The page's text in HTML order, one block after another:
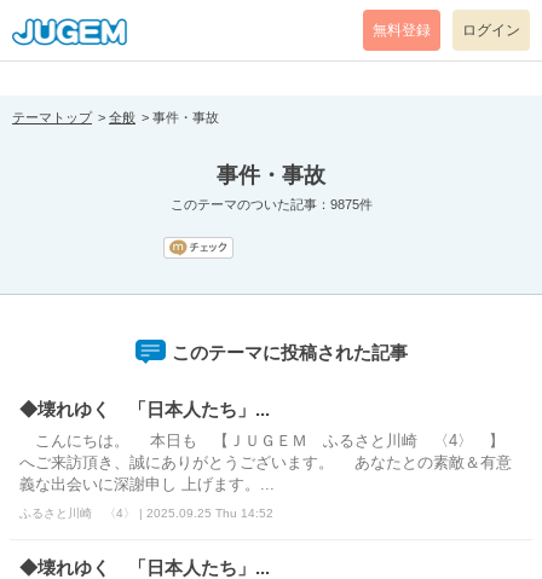
[pear_error: message="Success" code=0 mode=return level=notice
prefix="" info=""]
無料登録 ログイン
テーマトップ 全般 事件・事故
事件・事故
このテーマのついた記事：9875件
このテーマに投稿された記事
◆壊れゆく 「日本人たち」...
こんにちは。 本日も 【ＪＵＧＥＭ ふるさと川崎 〈4〉 】
へご来訪頂き、誠にありがとうございます。 あなたとの素敵＆有意
義な出会いに深謝申し 上げます。...
ふるさと川崎 〈4〉 | 2025.09.25 Thu 14:52
◆壊れゆく 「日本人たち」...